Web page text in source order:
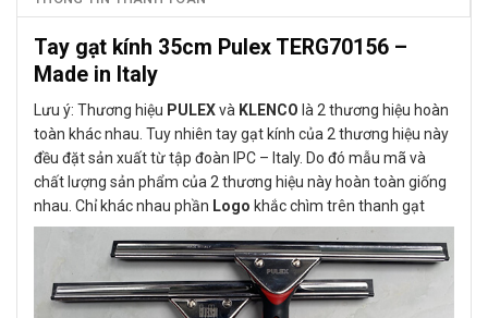
Tay gạt kính 35cm Pulex TERG70156 –
Made in Italy
Lưu ý: Thương hiệu PULEXvà KLENCO là 2 thương hiệu hoàn
toàn khác nhau. Tuy nhiên tay gạt kính của 2 thương hiệu này
đều đặt sản xuất từ tập đoàn IPC – Italy. Do đó mẫu mã và
chất lượng sản phẩm của 2 thương hiệu này hoàn toàn giống
nhau. Chỉ khác nhau phần Logo khắc chìm trên thanh gạt